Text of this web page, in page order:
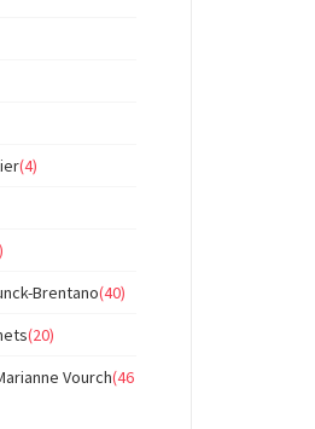
(4)
Brentano(40)
(20)
Vourch(46